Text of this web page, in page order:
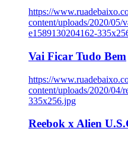
https://
content/uploads/2020/05/
e1589130204162-
Vai Ficar Tudo Bem
https://
content/uploads/2020/04/
335x256.jpg
Reebok x Alien